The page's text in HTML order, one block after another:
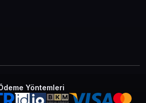
Yöntemleri